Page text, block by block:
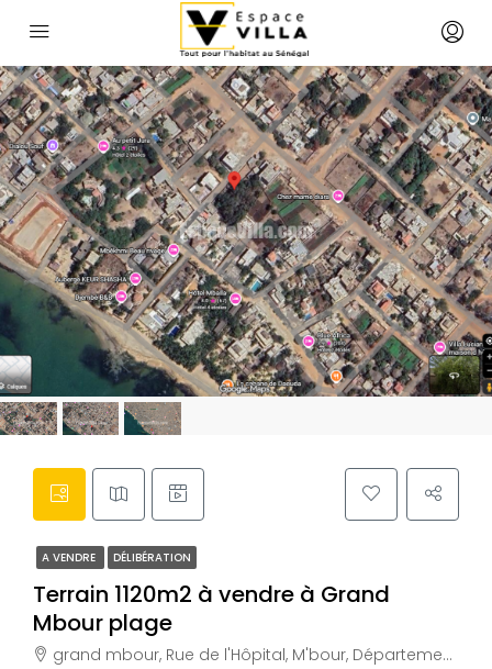
A VENDRE DÉLIBÉRATION
Terrain 1120m2 à vendre à Grand
Mbour plage
grand mbour, Rue de l'Hôpital, M'bour, Département de M'bour, Région de Thiès, 00510, Sénégal